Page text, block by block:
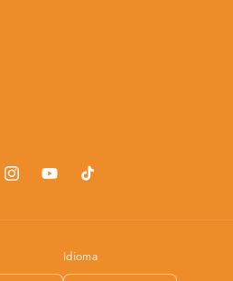
InstagramYouTubeTikTok
Idioma